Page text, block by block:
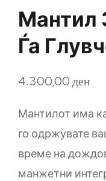
Мантил
Ѓа
4.300,00ден
Мантилот има
го одржувате
време на
манжетни